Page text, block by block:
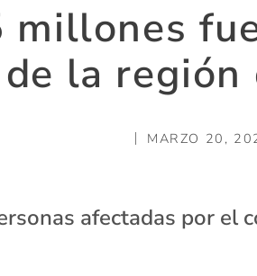
millones
la
MARZO 20,
afectadas por el